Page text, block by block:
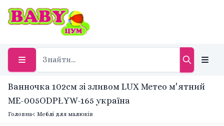
Ванночка 102см зі зливом LUX Метео м'ятний
ME-005ODPŁYW-165 україна
Головна< Меблі для малюків